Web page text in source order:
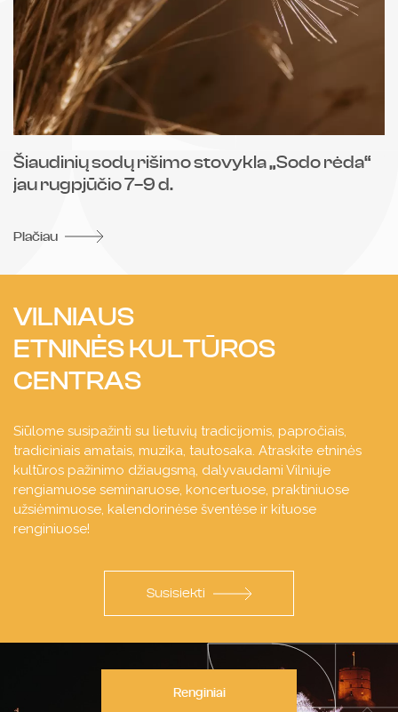
Šiaudinių sodų rišimo stovykla „Sodo rėda“
jau rugpjūčio 7–9 d.
Plačiau
VILNIAUS
ETNINĖS KULTŪROS
CENTRAS
Siūlome susipažinti su lietuvių tradicijomis, papročiais,
tradiciniais amatais, muzika, tautosaka. Atraskite etninės
kultūros pažinimo džiaugsmą, dalyvaudami Vilniuje
rengiamuose seminaruose, koncertuose, praktiniuose
užsiėmimuose, kalendorinėse šventėse ir kituose
renginiuose!
Susisiekti
Renginiai